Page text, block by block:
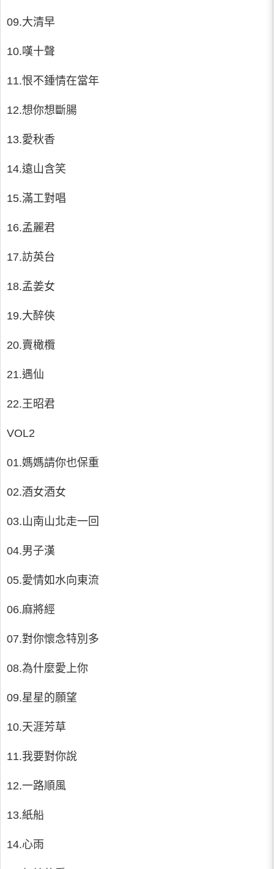
09.大清早
10.嘆十聲
11.恨不鍾情在當年
12.想你想斷腸
13.愛秋香
14.遠山含笑
15.滿工對唱
16.孟麗君
17.訪英台
18.孟姜女
19.大醉俠
20.賣橄欖
21.遇仙
22.王昭君
VOL2
01.媽媽請你也保重
02.酒女酒女
03.山南山北走一回
04.男子漢
05.愛情如水向東流
06.麻將經
07.對你懷念特別多
08.為什麼愛上你
09.星星的願望
10.天涯芳草
11.我要對你說
12.一路順風
13.紙船
14.心雨